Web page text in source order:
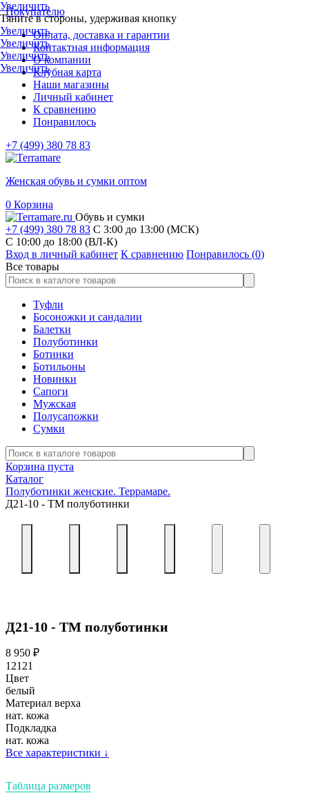
Покупателю
Оплата, доставка и гарантии
Контактная информация
О компании
Клубная карта
Наши магазины
Личный кабинет
К сравнению
Понравилось
+7 (499) 380 78 83
Женская обувь и сумки оптом
0 Корзина
Обувь и сумки
+7 (499) 380 78 83 С 3:00 до 13:00 (МСК)
C 10:00 до 18:00 (ВЛ-К)
Вход в личный кабинет К сравнению Понравилось (0)
Все товары
Туфли
Босоножки и сандалии
Балетки
Полуботинки
Ботинки
Ботильоны
Новинки
Сапоги
Мужская
Полусапожки
Сумки
Корзина пуста
Каталог
Полуботинки женские. Террамаре.
Д21-10 - ТМ полуботинки
Увеличить
Тяните в стороны, удерживая кнопку
Увеличить
Увеличить
Увеличить
Увеличить
Д21-10 - ТМ полуботинки
8 950 ₽
12121
Цвет
белый
Материал верха
нат. кожа
Подкладка
нат. кожа
Все характеристики ↓
Таблица размеров